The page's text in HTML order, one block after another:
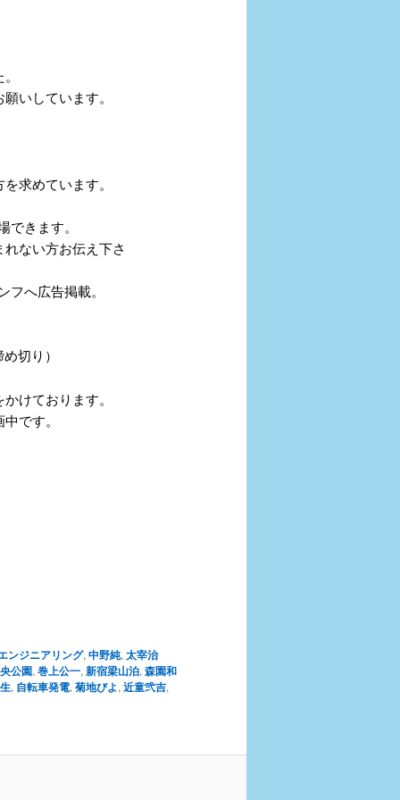
いしています。
求めています。
きます。
方お伝え下さ
へ広告掲載。
切り）
けております。
です。
ンジニアリング, 中野純, 太宰治
公園, 巻上公一, 新宿梁山泊, 森園和
, 自転車発電, 菊地びよ, 近童弐吉,